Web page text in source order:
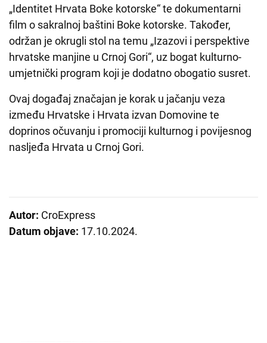
„Identitet Hrvata Boke kotorske“ te dokumentarni
film o sakralnoj baštini Boke kotorske. Također,
održan je okrugli stol na temu „Izazovi i perspektive
hrvatske manjine u Crnoj Gori“, uz bogat kulturno-
umjetnički program koji je dodatno obogatio susret.
Ovaj događaj značajan je korak u jačanju veza
između Hrvatske i Hrvata izvan Domovine te
doprinos očuvanju i promociji kulturnog i povijesnog
nasljeđa Hrvata u Crnoj Gori.
Autor: CroExpress
Datum objave: 17.10.2024.